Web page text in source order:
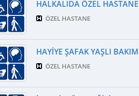
HALKALIDA ÖZEL HASTANE
ÖZEL HASTANE
HAYIYE ŞAFAK YAŞLI
ÖZEL HASTANE